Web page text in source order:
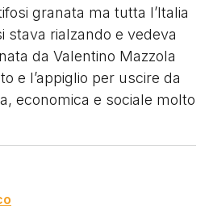
granata ma tutta l’Italia
stava rialzando e vedeva
da Valentino Mazzola
e l’appiglio per uscire da
economica e sociale molto